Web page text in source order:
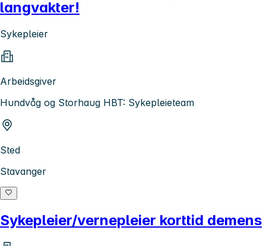
langvakter!
Sykepleier
Arbeidsgiver
Hundvåg og Storhaug HBT: Sykepleieteam
Sted
Stavanger
Sykepleier/vernepleier korttid demens